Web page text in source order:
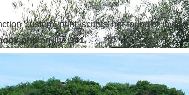
'custom_print_scripts' not found or
on line341